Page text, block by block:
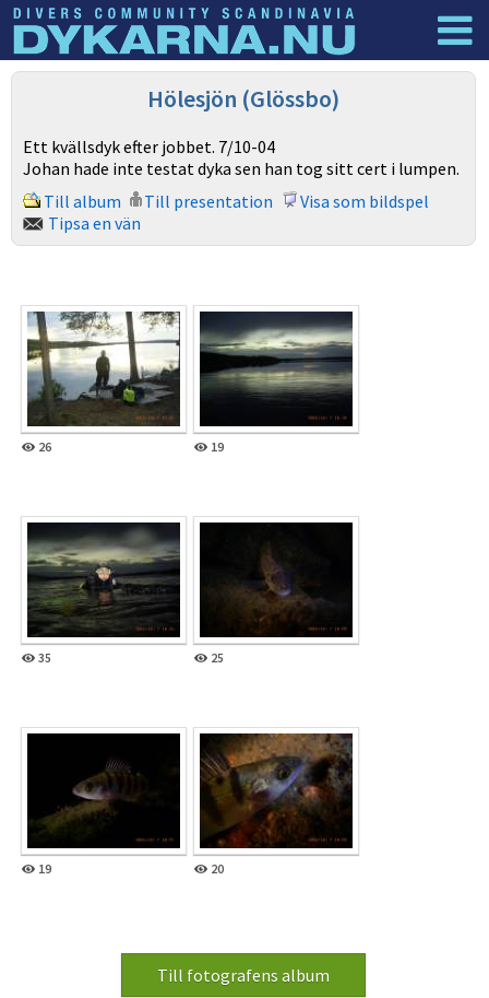
Dyknyheter Hölesjön (Glössbo)
Ett kvällsdyk efter jobbet. 7/10-04
Johan hade inte testat dyka sen han tog sitt cert i lumpen.
Till album
Till presentation
Visa som bildspel
Tipsa en vän
26 19
35 25
19 20